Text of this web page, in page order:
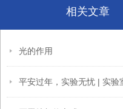
相关文章
光的作用